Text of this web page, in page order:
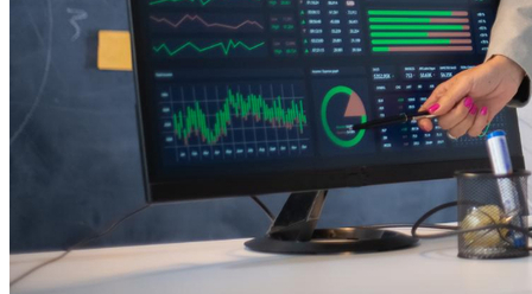
Cruzeiro